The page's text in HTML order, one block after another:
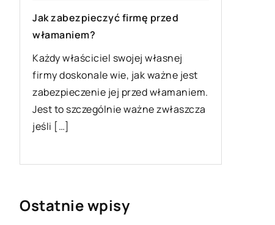
Jak zabezpieczyć firmę przed
włamaniem?
Każdy właściciel swojej własnej
firmy doskonale wie, jak ważne jest
zabezpieczenie jej przed włamaniem.
Jest to szczególnie ważne zwłaszcza
jeśli […]
Ostatnie wpisy